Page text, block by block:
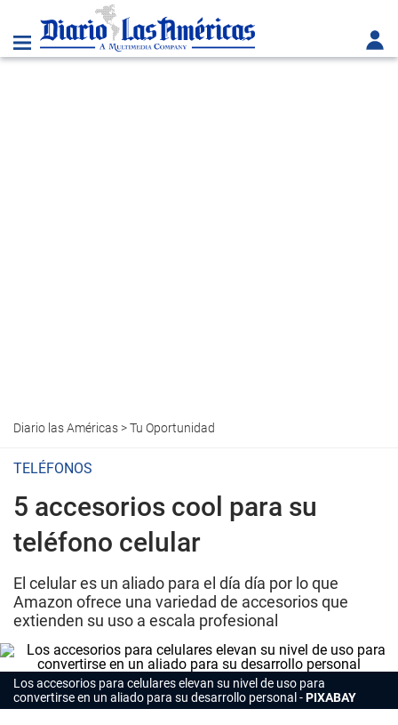
Diario las Américas>Tu Oportunidad
TELÉFONOS
5 accesorios cool para su
teléfono celular
El celular es un aliado para el día día por lo que
Amazon ofrece una variedad de accesorios que
extienden su uso a escala profesional
Los accesorios para celulares elevan su nivel de uso para
convertirse en un aliado para su desarrollo personal
PIXABAY